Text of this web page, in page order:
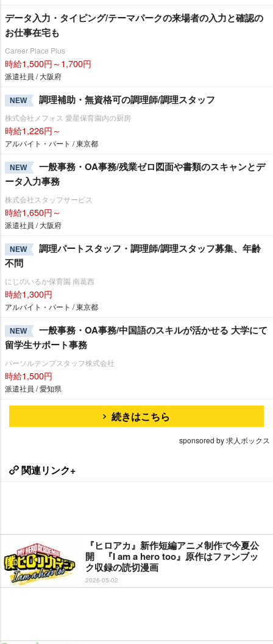
データ入力・タイピング/テーマパークの来場者の入力と確認の
お仕事在宅も
Career Place Plus
時給1,500円～1,700円
派遣社員 / 大阪府
NEW 調理補助・無資格可の調理師/調理スタッフ
株式会社メフォス 愛星保育園内の厨房
時給1,226円～
アルバイト・パート / 東京都
NEW
一般事務・OA事務/残業ゼロ図面や書類のスキャンとデ
ータ入力事務
株式会社スタッフサービス
時給1,650円～
派遣社員 / 大阪府
NEW
調理パートスタッフ・調理師/調理スタッフ募集、年齢
不問
にじのいるか保育園 南葛西
時給1,300円
アルバイト・パート / 東京都
NEW
一般事務・OA事務/中国語のスキルが活かせる 大学にて
留学生サポート事務
パーソルテンプスタッフ株式会社
時給1,500円
派遣社員 / 愛知県
続きはこちら
sponsored by 求人ボックス
関連リンク+
『ヒロアカ』新作短編アニメ制作で今夏公
開 『I am a hero too』原作はファンブッ
ク収録の読切漫画
2026-05-02